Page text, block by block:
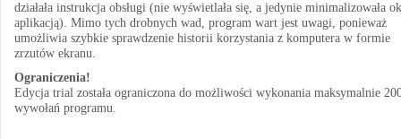
działała instrukcja obsługi (nie wyświetlała się, a jedynie minimalizowała
aplikacją). Mimo tych drobnych wad, program wart jest uwagi, ponieważ
umożliwia szybkie sprawdzenie historii korzystania z komputera w formie
zrzutów ekranu.
Ograniczenia!
Edycja trial została ograniczona do możliwości wykonania maksymalnie
wywołań programu.